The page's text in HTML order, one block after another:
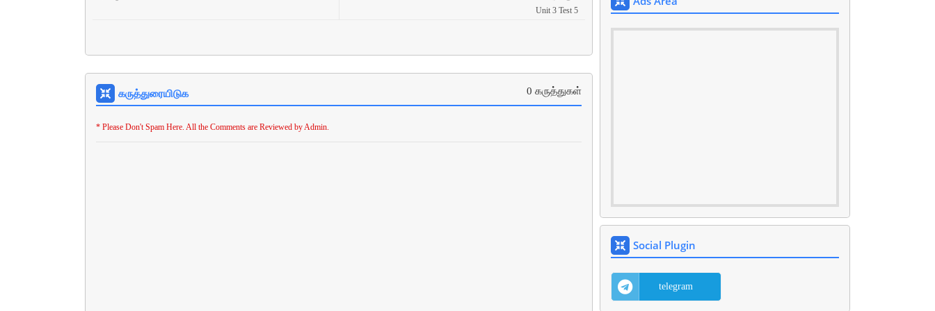
Unit 3 Test 5
கருத்துரையிடுக 0 கருத்துகள்
* Please Don't Spam Here. All the Comments are Reviewed by Admin.
Social Plugin
telegram